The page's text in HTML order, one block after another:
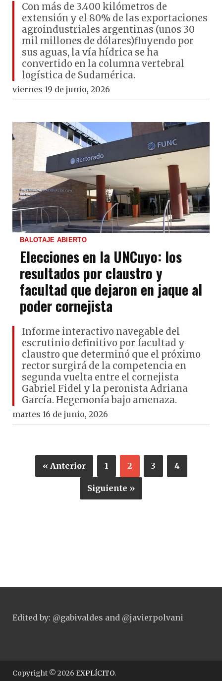
Con más de 3.400 kilómetros de
extensión y el 80% de las exportaciones
agroindustriales argentinas (unos 30
mil millones de dólares)fluyendo por
sus aguas, la vía hídrica se ha
convertido en la columna vertebral
logística de Sudamérica.
viernes 19 de junio, 2026
BALOTAJE ABIERTO
Elecciones en la UNCuyo: los
resultados por claustro y
facultad que dejaron en jaque al
poder cornejista
Informe interactivo navegable del
escrutinio definitivo por facultad y
claustro que determinó que el próximo
rector surgirá de la competencia en
segunda vuelta entre el cornejista
Gabriel Fidel y la peronista Adriana
García. Hegemonía bajo amenaza.
martes 16 de junio, 2026
« Anterior 1 2 3 4
Siguiente »
Edited by: @gabivaldes and @javierpolvani
Copyright © 2026 EXPLÍCITO.